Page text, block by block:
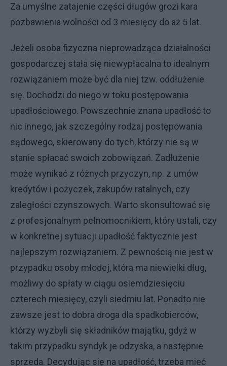
Za umyślne zatajenie części długów grozi kara
pozbawienia wolności od 3 miesięcy do aż 5 lat.
Jeżeli osoba fizyczna nieprowadząca działalności
gospodarczej stała się niewypłacalna to idealnym
rozwiązaniem może być dla niej tzw. oddłużenie
się. Dochodzi do niego w toku postępowania
upadłościowego. Powszechnie znana upadłość to
nic innego, jak szczególny rodzaj postępowania
sądowego, skierowany do tych, którzy nie są w
stanie spłacać swoich zobowiązań. Zadłużenie
może wynikać z różnych przyczyn, np. z umów
kredytów i pożyczek, zakupów ratalnych, czy
zaległości czynszowych. Warto skonsultować się
z profesjonalnym pełnomocnikiem, który ustali, czy
w konkretnej sytuacji upadłość faktycznie jest
najlepszym rozwiązaniem. Z pewnością nie jest w
przypadku osoby młodej, która ma niewielki dług,
możliwy do spłaty w ciągu osiemdziesięciu
czterech miesięcy, czyli siedmiu lat. Ponadto nie
zawsze jest to dobra droga dla spadkobierców,
którzy wyzbyli się składników majątku, gdyż w
takim przypadku syndyk je odzyska, a następnie
sprzeda. Decydując się na upadłość, trzeba mieć